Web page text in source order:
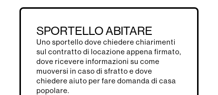
SPORTELLO ABITARE
Uno sportello dove chiedere chiarimenti
sul contratto di locazione appena firmato,
dove ricevere informazioni su come
muoversi in caso di sfratto e dove
chiedere aiuto per fare domanda di casa
popolare.